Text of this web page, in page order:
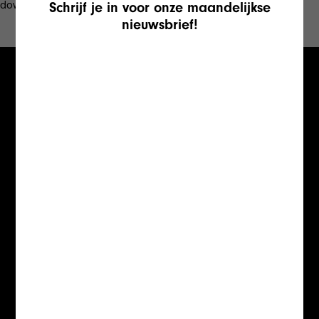
downloaden
Misschien vind je dit ook leuk
Schrijf je in voor onze maandelijkse
nieuwsbrief!